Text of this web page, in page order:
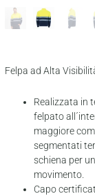
Felpa ad Alta
Realizzata in
felpato
maggiore
segmentati
schiena per
movimento.
Capo